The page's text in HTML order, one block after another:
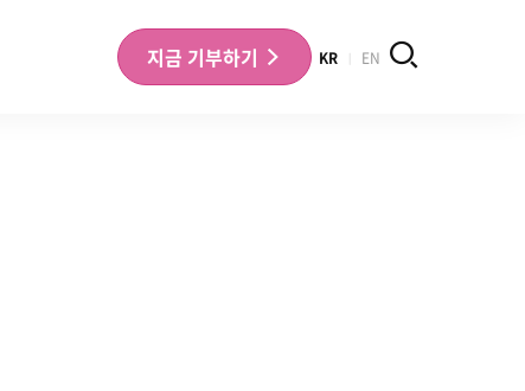
지금 기부하기 KR EN